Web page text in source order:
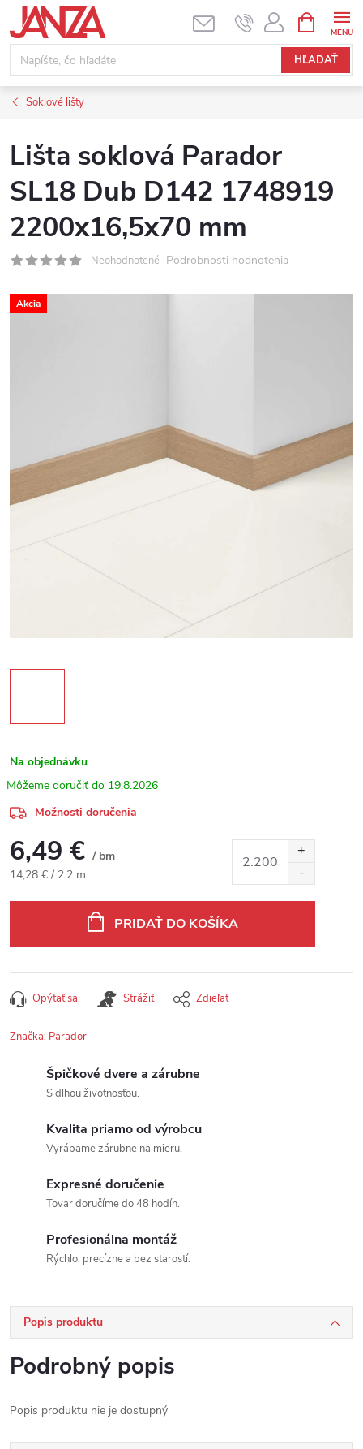
Prejsť na obsah
HĽADAŤ
Soklové lišty
Lišta soklová Parador
SL18 Dub D142 1748919
2200x16,5x70 mm
Neohodnotené Podrobnosti hodnotenia
Akcia
Na objednávku
19.8.2026
Možnosti doručenia
6,49 € / bm
Jednotková cena:
14,28 € / 2.2 m
PRIDAŤ DO KOŠÍKA
Opýtať sa Strážiť Zdieľať
Značka: Parador
Špičkové dvere a zárubne
S dlhou životnosťou.
Kvalita priamo od výrobcu
Vyrábame zárubne na mieru.
Expresné doručenie
Tovar doručíme do 48 hodín.
Profesionálna montáž
Rýchlo, precízne a bez starostí.
Popis produktu
Podrobný popis
Popis produktu nie je dostupný